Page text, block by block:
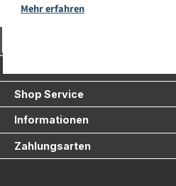
Mehr erfahren
Shop Service
Informationen
Zahlungsarten